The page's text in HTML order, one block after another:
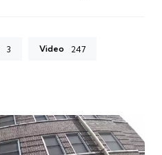
3 Video 247